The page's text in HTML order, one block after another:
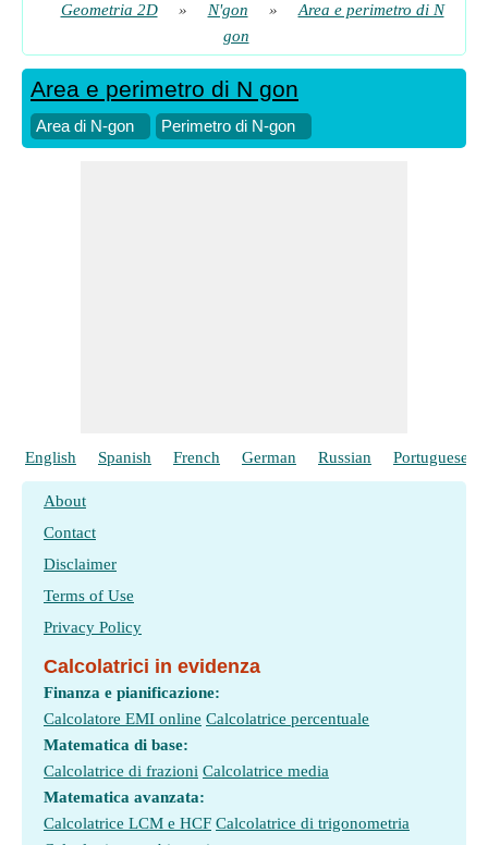
Geometria 2D
» N'gon »
Area e perimetro di N
gon
Area e perimetro di N gon
Area di N-gon Perimetro di N-gon
English Spanish French German Russian Portuguese
About
Contact
Disclaimer
Terms of Use
Privacy Policy
Calcolatrici in evidenza
Finanza e pianificazione:
Calcolatore EMI online Calcolatrice percentuale
Matematica di base:
Calcolatrice di frazioni Calcolatrice media
Matematica avanzata:
Calcolatrice LCM e HCF Calcolatrice di trigonometria